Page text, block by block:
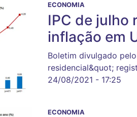
ECONOMIA
IPC de julho
inflação em
Boletim divulgado
residencial&quot;
24/08/2021 - 17:25
ECONOMIA